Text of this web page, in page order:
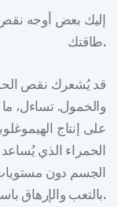
إليك بعض أوجه
طاقتك.
قد يُشعرك نقص
والخمول. تساءل،
على إنتاج
الحمراء الذي
الجسم دون
بالتعب والإرهاق باستمرار.